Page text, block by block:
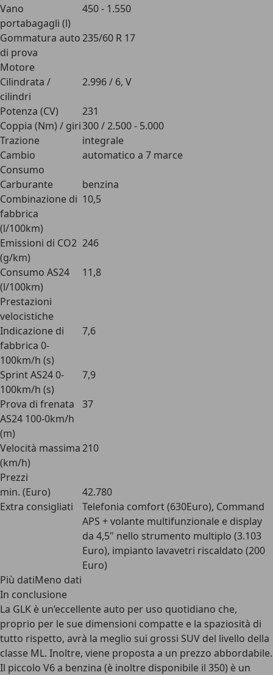
Vano
portabagagli (l)
450 - 1.550
Gommatura auto
di prova
235/60 R 17
Motore
Cilindrata /
cilindri
2.996 / 6, V
Potenza (CV)
231
Coppia (Nm) / giri300 / 2.500 - 5.000
Trazione
integrale
Cambio
automatico a 7 marce
Consumo
Carburante
benzina
Combinazione di
fabbrica
(l/100km)
10,5
Emissioni di CO2
(g/km)
246
Consumo AS24
(l/100km)
11,8
Prestazioni
velocistiche
Indicazione di
fabbrica 0-
100km/h (s)
7,6
Sprint AS24 0-
100km/h (s)
7,9
Prova di frenata
AS24 100-0km/h
(m)
37
Velocità massima
(km/h)
210
Prezzi
min. (Euro)
42.780
Extra consigliati
Telefonia comfort (630Euro), Command
APS + volante multifunzionale e display
da 4,5" nello strumento multiplo (3.103
Euro), impianto lavavetri riscaldato (200
Euro)
Più datiMeno dati
In conclusione
La GLK è un’eccellente auto per uso quotidiano che,
proprio per le sue dimensioni compatte e la spaziosità di
tutto rispetto, avrà la meglio sui grossi SUV del livello della
classe ML. Inoltre, viene proposta a un prezzo abbordabile.
Il piccolo V6 a benzina (è inoltre disponibile il 350) è un